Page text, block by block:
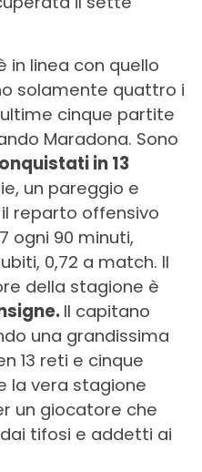
in linea con quello
solamente quattro i
cinque partite
Maradona. Sono
in 13
un pareggio e
reparto offensivo
ogni 90 minuti,
0,72 a match. Il
della stagione è
Il capitano
una grandissima
13 reti e cinque
la vera stagione
un giocatore che
tifosi e addetti ai